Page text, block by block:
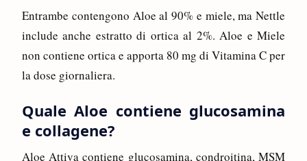
Entrambe contengono Aloe al 90% e miele, ma Nettle
include anche estratto di ortica al 2%. Aloe e Miele
non contiene ortica e apporta 80 mg di Vitamina C per
la dose giornaliera.
Quale Aloe contiene glucosamina
e collagene?
Aloe Attiva contiene glucosamina, condroitina, MSM